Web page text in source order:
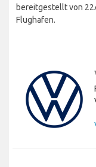
bereitgestellt von
Flughafen.